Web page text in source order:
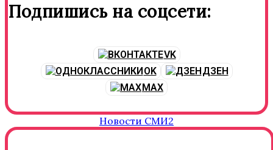
Подпишись на соцсети:
VK
OK
ДЗЕН
MAX
Новости СМИ2